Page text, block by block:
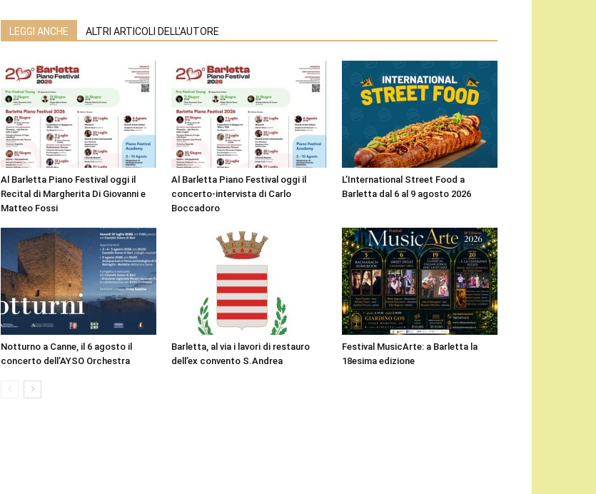
LEGGI ANCHE ALTRI ARTICOLI DELL'AUTORE
Al Barletta Piano Festival oggi il
Recital di Margherita Di Giovanni e
Matteo Fossi
Al Barletta Piano Festival oggi il
concerto-intervista di Carlo
Boccadoro
L’International Street Food a
Barletta dal 6 al 9 agosto 2026
Notturno a Canne, il 6 agosto il
concerto dell’AYSO Orchestra
Barletta, al via i lavori di restauro
dell’ex convento S.Andrea
Festival MusicArte: a Barletta la
18esima edizione